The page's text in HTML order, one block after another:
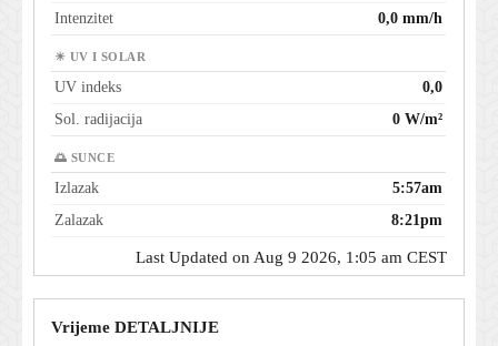
Intenzitet
0,0 mm/h
☀ UV I SOLAR
UV indeks
0,0
Sol. radijacija
0 W/m²
🌅 SUNCE
Izlazak
5:57am
Zalazak
8:21pm
Last Updated on Aug 9 2026, 1:05 am CEST
Vrijeme DETALJNIJE